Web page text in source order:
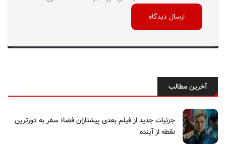
آخرین مطالب
جزئیات جدید از فیلم بعدی پیشتازان فضا؛ سفر به دورترین
نقطه از آینده